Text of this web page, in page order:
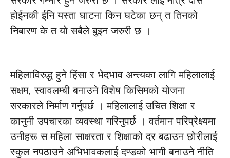
होईनकी ईनि यस्ता घाटना किन घटेका छन् त तिनको
निबारण के त यो सबैले बुझ्न जरुरी छ ।
महिलाविरुद्ध हुने हिंसा र भेदभाव अन्त्यका लागि महिलालाई
सक्षम, स्वावलम्बी बनाउने विशेष किसिमको योजना
सरकारले निर्माण गर्नुपर्छ । महिलालाई उचित शिक्षा र
कानुनी उपचारका व्यवस्था गरिनुपर्छ । वर्तमान परिप्रेक्ष्यमा
उनीहरू स महिला साक्षरता र शिक्षाको दर बढाउन छोरीलाई
स्कुल नपठाउने अभिभावकलाई दण्डको भागी बनाउने नीति